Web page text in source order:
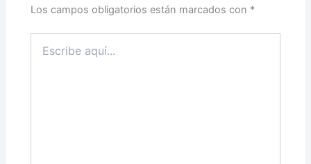
Los campos obligatorios están marcados con *
aquí...